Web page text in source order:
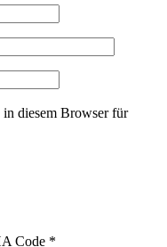
diesem Browser für
Code *